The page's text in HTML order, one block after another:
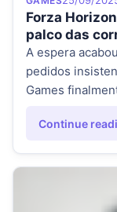
Forza
palco das
A espera
pedidos
Games
Continue
"Forza